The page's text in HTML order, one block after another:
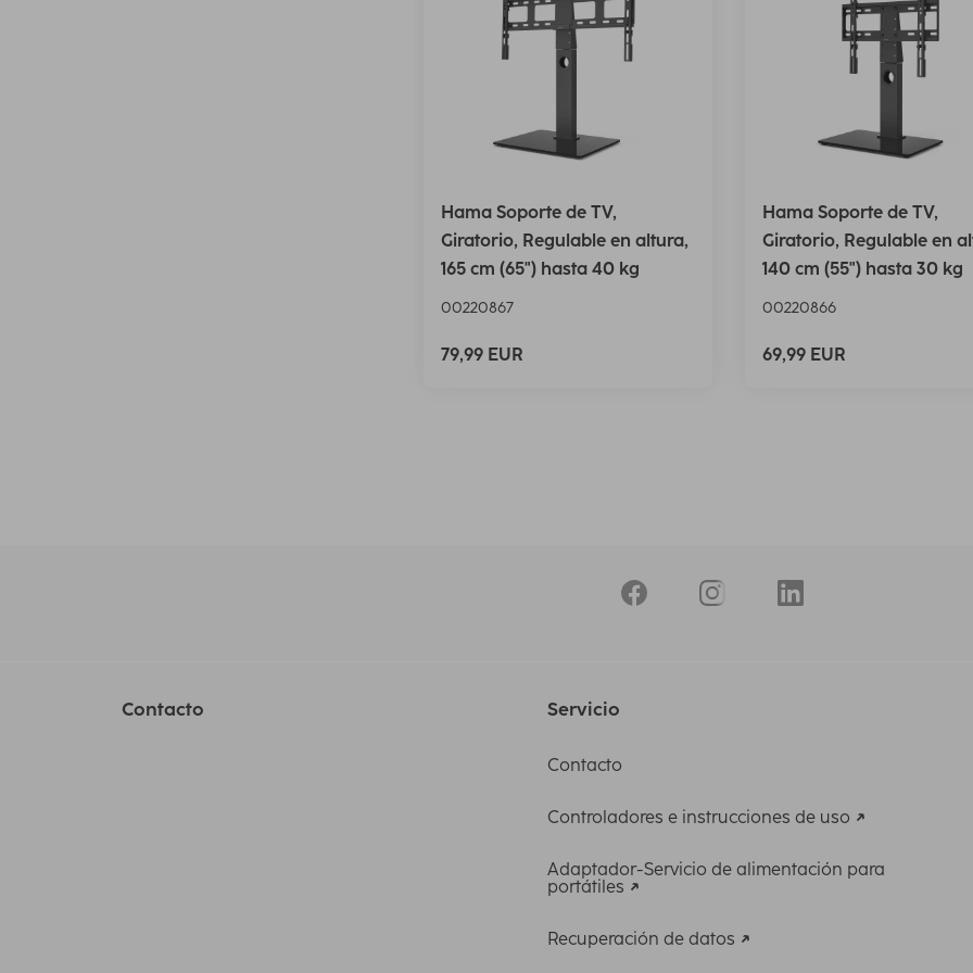
Hama Soporte de TV,
Giratorio, Regulable en altura,
165 cm (65") hasta 40 kg
00220867
79,99 EUR
Hama Soporte de TV,
Giratorio, Regulable en
140 cm (55") hasta 30 kg
00220866
69,99 EUR
Contacto Servicio
Contacto
Controladores e instrucciones de uso
Adaptador-Servicio de alimentación para
portátiles
Recuperación de datos